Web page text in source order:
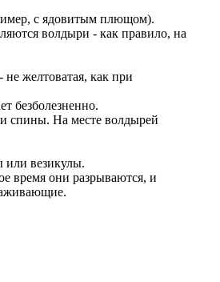
с ядовитым плющом).
волдыри - как правило, на
желтоватая, как при
безболезненно.
спины. На месте волдырей
или везикулы.
время они разрываются, и